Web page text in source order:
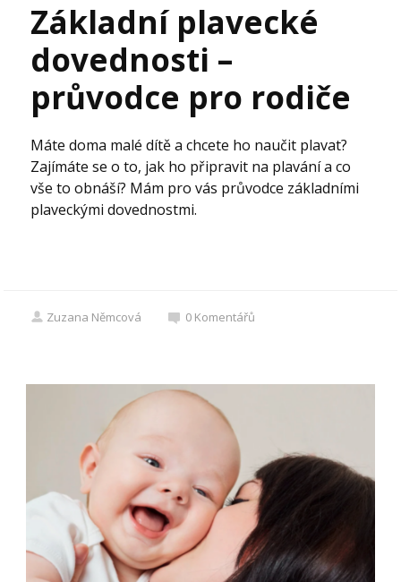
Základní plavecké
dovednosti –
průvodce pro rodiče
Máte doma malé dítě a chcete ho naučit plavat?
Zajímáte se o to, jak ho připravit na plavání a co
vše to obnáší? Mám pro vás průvodce základními
plaveckými dovednostmi.
Zuzana Němcová 0 Komentářů